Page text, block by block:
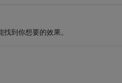
到你想要的效果。